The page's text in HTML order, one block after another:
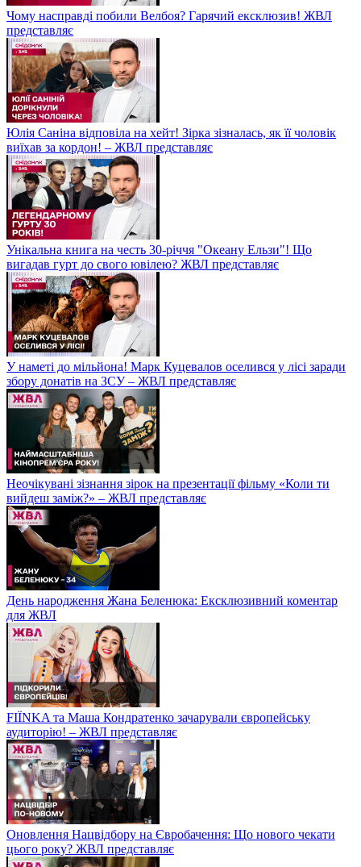
Чому насправді побили Велбоя? Гарячий ексклюзив! ЖВЛ
представляє
Юлія Саніна відповіла на хейт! Зірка зізналась, як її чоловік
виїхав за кордон! – ЖВЛ представляє
Унікальна книга на честь 30-річчя "Океану Ельзи"! Що
вигадав гурт до свого ювілею? ЖВЛ представляє
У наметі до мільйона! Марк Куцевалов оселився у лісі заради
збору донатів на ЗСУ – ЖВЛ представляє
Неочікувані зізнання зірок на презентації фільму «Коли ти
вийдеш заміж?» – ЖВЛ представляє
День народження Жана Беленюка: Ексклюзивний коментар
для ЖВЛ
FIЇNKA та Маша Кондратенко зачарували європейську
аудиторію! – ЖВЛ представляє
Оновлення Нацвідбору на Євробачення: Що нового чекати
цього року? ЖВЛ представляє